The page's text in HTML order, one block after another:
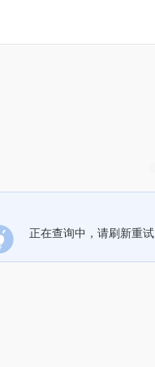
正在查询中，请刷新重试